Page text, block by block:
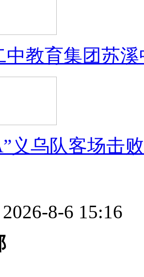
中教育集团苏
义乌队客场击
8-6 15:16